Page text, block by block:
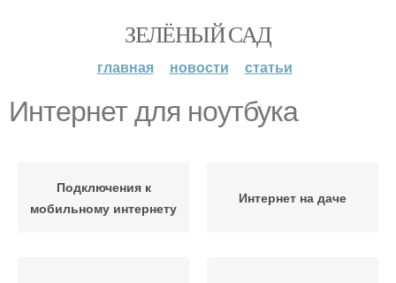
ЗЕЛЁНЫЙ САД
главная новости статьи
Интернет для ноутбука
Подключения к
мобильному интернету
Интернет на даче